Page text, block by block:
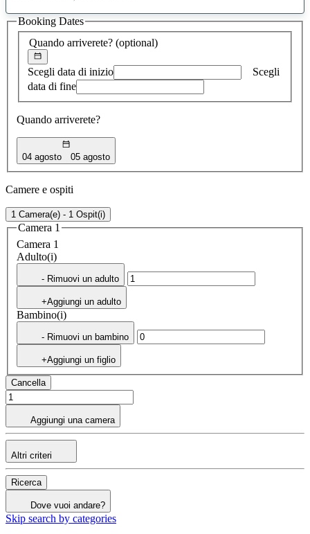
suggerimento
trovato
Quando arriverete? (optional)
Scegli data di inizio
Scegli
data di fine
Quando arriverete?
04 agosto 05 agosto
Booking Dates
Camere e ospiti
1 Camera(e) - 1 Ospit(i)
Camera 1
Camera 1
Adulto(i)
- Rimuovi un adulto
+Aggiungi un adulto
Bambino(i)
- Rimuovi un bambino
+Aggiungi un figlio
Cancella
Aggiungi una camera
Altri criteri
Ricerca
Dove vuoi andare?
Skip search by categories